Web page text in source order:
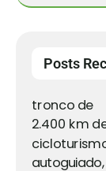
Posts